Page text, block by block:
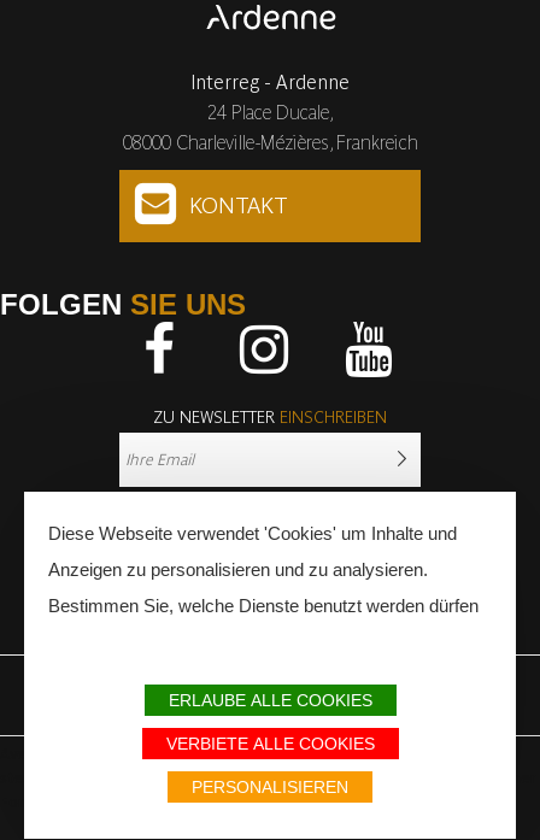
Interreg - Ardenne
24 Place Ducale,
08000 Charleville-Mézières, Frankreich
KONTAKT
FOLGEN SIE UNS
ZU NEWSLETTER EINSCHREIBEN
PRESSE FACHLEUTE
Avec le soutien du Fonds Européen de développement régional / Met
steun van het Europese Fonds voor Regionale Ontwikkeling / Europäischer
Fonds für Regionale Entwicklung
Diese Webseite verwendet 'Cookies' um Inhalte und
Anzeigen zu personalisieren und zu analysieren.
Bestimmen Sie, welche Dienste benutzt werden dürfen
ERLAUBE ALLE COOKIES
VERBIETE ALLE COOKIES
PERSONALISIEREN